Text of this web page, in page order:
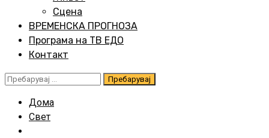
Сцена
ВРЕМЕНСКА ПРОГНОЗА
Програма на ТВ ЕДО
Контакт
Пребарувај
Дома
Свет